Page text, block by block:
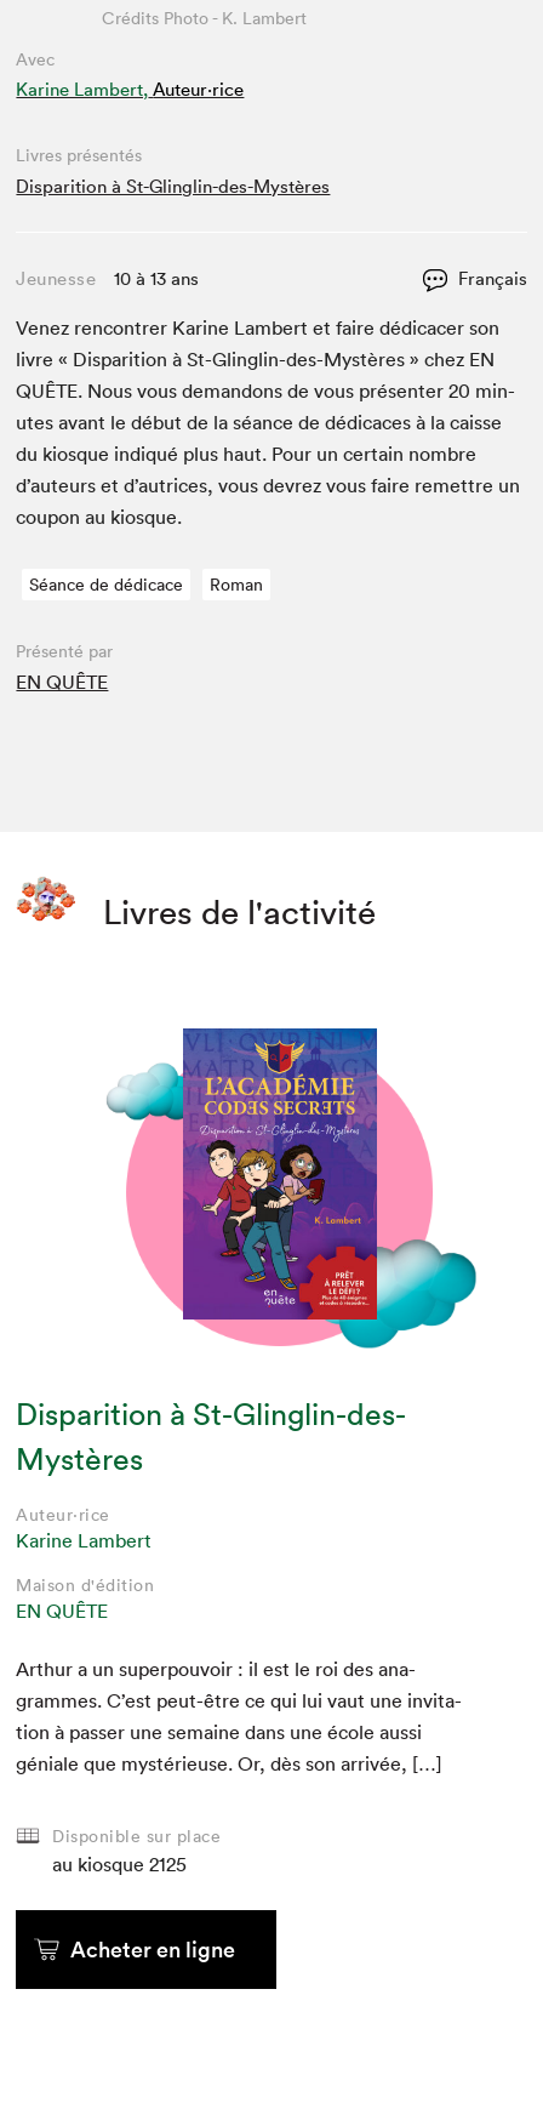
Avec
Karine Lambert, Auteur·rice
Crédits Photo - K. Lambert
Livres présentés
Disparition à St-Glinglin-des-Mystères
Jeunesse 10 à 13 ans Français
Venez ren­con­tr­er Karine Lam­bert et faire dédi­cac­er son
livre « Dis­pari­tion à St-Glinglin-des-Mys­tères » chez EN
QUÊTE. Nous vous deman­dons de vous présen­ter20 min­
utes avant le début de la séance de dédi­caces à la caisse
du kiosque indiqué plus haut. Pour un cer­tain nom­bre
d’auteurs et d’autrices, vous devrez vous faire remet­tre un
coupon au kiosque.
Séance de dédicace Roman
Présenté par
EN QUÊTE
Livres de l'activité
Disparition à St-Glinglin-des-
Mystères
Auteur·rice
Karine Lambert
Maison d'édition
EN QUÊTE
Arthur a un super­pou­voir : il est le roi des ana­
grammes. C’est peut-être ce qui lui vaut une invi­ta­
tion à pass­er une semaine dans une école aus­si
géniale que mys­térieuse. Or, dès son arrivée, […]
Disponible sur place
au kiosque 2125
Acheter en ligne